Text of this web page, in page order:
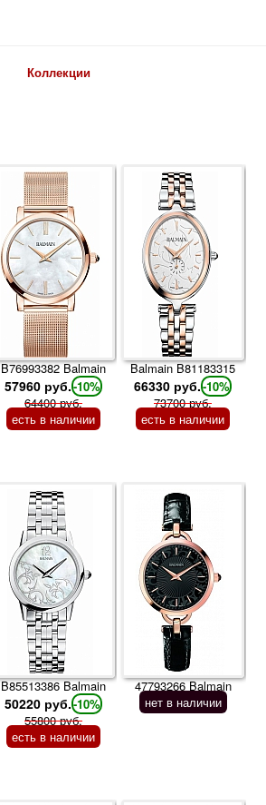
Коллекции
B76993382 Balmain
57960 руб.-10%
64400 руб.
есть в наличии
Balmain B81183315
66330 руб.-10%
73700 руб.
есть в наличии
B85513386 Balmain
50220 руб.-10%
55800 руб.
есть в наличии
47793266 Balmain
нет в наличии